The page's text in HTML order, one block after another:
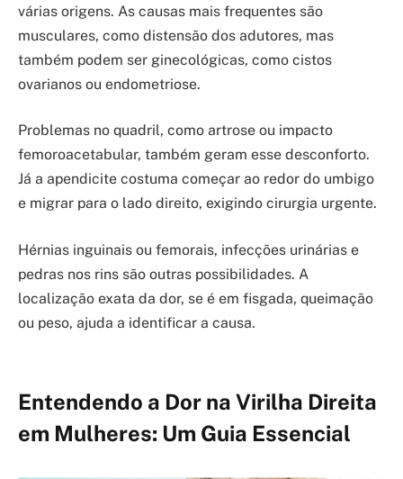
várias origens. As causas mais frequentes são
musculares, como distensão dos adutores, mas
também podem ser ginecológicas, como cistos
ovarianos ou endometriose.
Problemas no quadril, como artrose ou impacto
femoroacetabular, também geram esse desconforto.
Já a apendicite costuma começar ao redor do umbigo
e migrar para o lado direito, exigindo cirurgia urgente.
Hérnias inguinais ou femorais, infecções urinárias e
pedras nos rins são outras possibilidades. A
localização exata da dor, se é em fisgada, queimação
ou peso, ajuda a identificar a causa.
Entendendo a Dor na Virilha Direita
em Mulheres: Um Guia Essencial